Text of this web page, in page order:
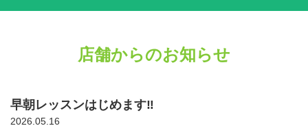
店舗からのお知らせ
早朝レッスンはじめます‼
2026.05.16